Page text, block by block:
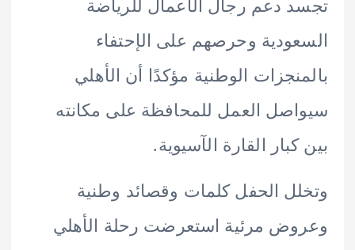
دعم رجال الأعمال للرياضة
وحرصهم على الإحتفاء
الوطنية مؤكدًا أن الأهلي
العمل للمحافظة على مكانته
القارة الآسيوية.
الحفل كلمات وقصائد وطنية
مرئية استعرضت رحلة الأهلي